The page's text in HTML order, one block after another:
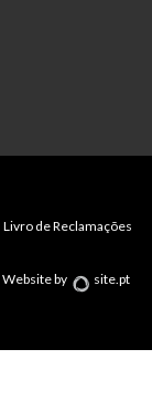
Livro de Reclamações
Websiteby site.pt